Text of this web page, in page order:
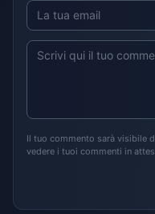
Il tuo commento sarà visibile
vedere i tuoi commenti in